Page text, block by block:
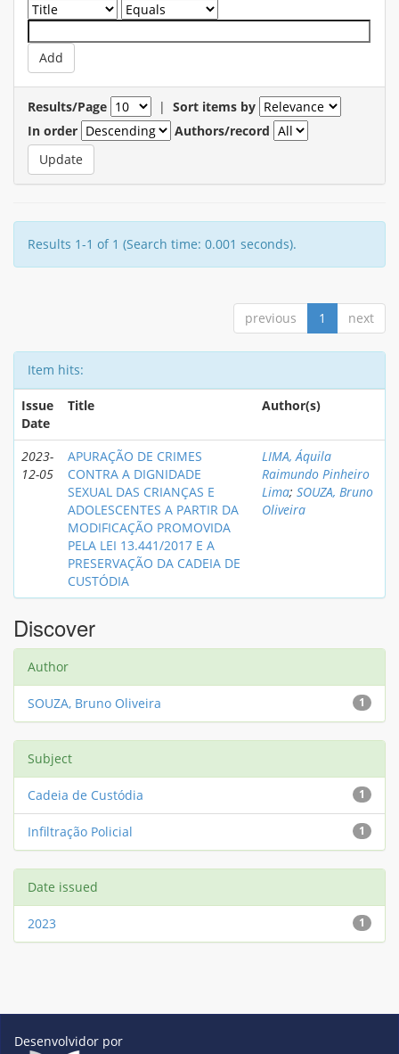
Results/Page | Sort items by
In order
Authors/record
Results 1-1 of 1 (Search time: 0.001 seconds).
previous 1 next
Item hits:
Issue
Date
Title Author(s)
2023-
12-05
APURAÇÃO DE CRIMES
CONTRA A DIGNIDADE
SEXUAL DAS CRIANÇAS E
ADOLESCENTES A PARTIR DA
MODIFICAÇÃO PROMOVIDA
PELA LEI 13.441/2017 E A
PRESERVAÇÃO DA CADEIA DE
CUSTÓDIA
LIMA, Áquila
Raimundo Pinheiro
Lima; SOUZA, Bruno
Oliveira
Discover
Author
1
SOUZA, Bruno Oliveira
Subject
1
Cadeia de Custódia
1
Infiltração Policial
Date issued
1
2023
Desenvolvidor por